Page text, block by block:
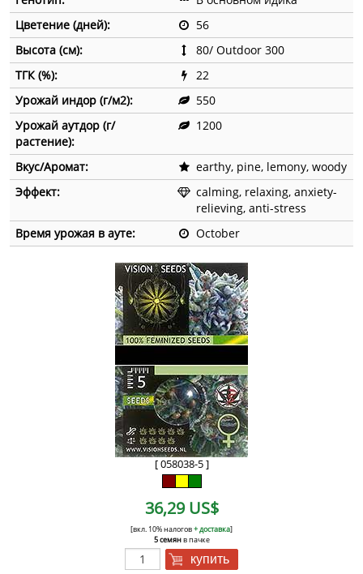
Цветение (дней):
56
Высота (см):
80/ Outdoor 300
ТГК (%):
22
Урожай индор (г/м2):
550
Урожай аутдор (г/
растение):
1200
Вкус/Аромат:
earthy, pine, lemony, woody
Эффект:
calming, relaxing, anxiety-
relieving, anti-stress
Время урожая в ауте:
October
[ 058038-5 ]
36,29 US$
[вкл. 10% налогов+ доставка]
5 семянв пачке
купить